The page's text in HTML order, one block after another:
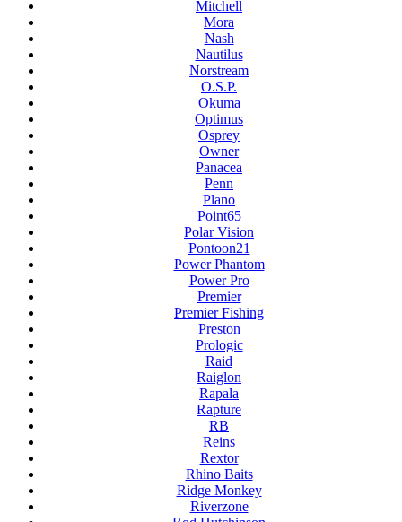
Mitchell
Mora
Nash
Nautilus
Norstream
O.S.P.
Okuma
Optimus
Osprey
Owner
Panacea
Penn
Plano
Point65
Polar Vision
Pontoon21
Power Phantom
Power Pro
Premier
Premier Fishing
Preston
Prologic
Raid
Raiglon
Rapala
Rapture
RB
Reins
Rextor
Rhino Baits
Ridge Monkey
Riverzone